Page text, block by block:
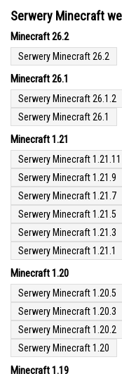
Serwery Minecraft
Minecraft 26.2
Serwery Minecraft 26.2
Minecraft 26.1
Serwery Minecraft 26.1.2
Serwery Minecraft 26.1
Minecraft 1.21
Serwery Minecraft 1.21.11
Serwery Minecraft 1.21.9
Serwery Minecraft 1.21.7
Serwery Minecraft 1.21.5
Serwery Minecraft 1.21.3
Serwery Minecraft 1.21.1
Minecraft 1.20
Serwery Minecraft 1.20.5
Serwery Minecraft 1.20.3
Serwery Minecraft 1.20.2
Serwery Minecraft 1.20
Minecraft 1.19